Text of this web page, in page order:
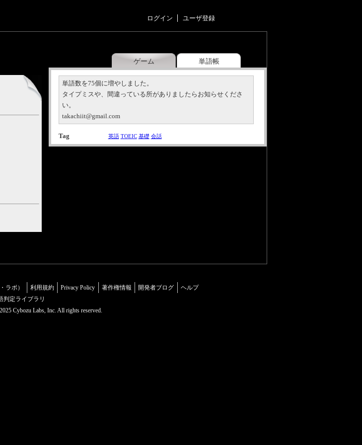
ログイン ユーザ登録
ゲーム 単語帳
単語数を75個に増やしました。
タイプミスや、間違っている所がありましたらお知らせくださ
い。
takachiit@gmail.com
Tag 英語 TOEIC 基礎 会話
ラボ） 利用規約 Privacy Policy 著作権情報 開発者ブログ
ヘルプ
判定ライブラリ
Cybozu Labs, Inc. All rights reserved.